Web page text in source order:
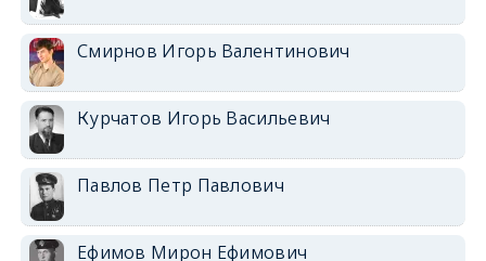
Смирнов Игорь Валентинович
Курчатов Игорь Васильевич
Павлов Петр Павлович
Ефимов Мирон Ефимович